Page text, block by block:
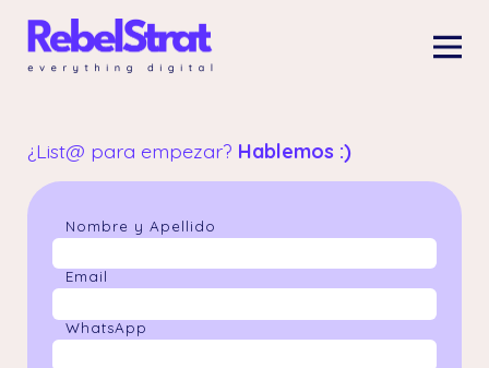
content
¿List@ para empezar? Hablemos :)
Nombre y Apellido
Email
WhatsApp